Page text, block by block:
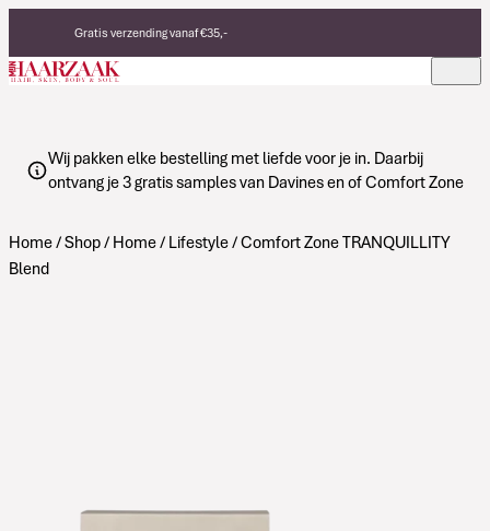
Gratis verzending vanaf €35,-
Eerlijke, duurzame producten
Made in Italy
Wij pakken elke bestelling met liefde voor je in. Daarbij
ontvang je 3 gratis samples van Davines en of Comfort Zone
Home/Shop/ Home/ Lifestyle/ Comfort Zone TRANQUILLITY
Blend